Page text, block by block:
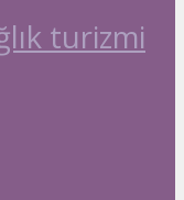
turizmi